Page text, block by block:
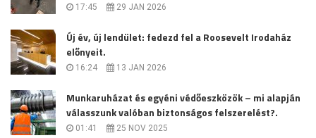
17:45 29 JAN 2026
Új év, új lendület: fedezd fel a Roosevelt Irodaház
előnyeit.
16:24 13 JAN 2026
Munkaruházat és egyéni védőeszközök – mi alapján
válasszunk valóban biztonságos felszerelést?.
01:41 25 NOV 2025